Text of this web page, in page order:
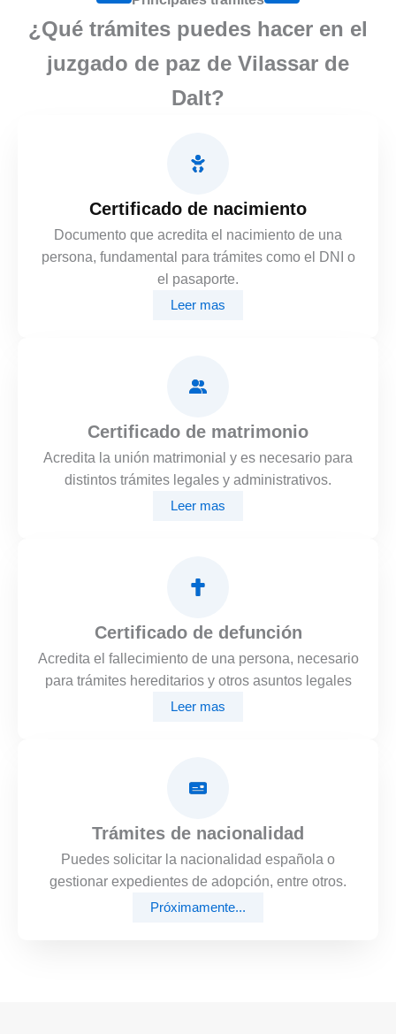
¿Qué trámites puedes hacer en el
juzgado de paz de Vilassar de
Dalt?
Certificado de nacimiento
Documento que acredita el nacimiento de una
persona, fundamental para trámites como el DNI o
el pasaporte.
Leer mas
Certificado de matrimonio
Acredita la unión matrimonial y es necesario para
distintos trámites legales y administrativos.
Leer mas
Certificado de defunción
Acredita el fallecimiento de una persona, necesario
para trámites hereditarios y otros asuntos legales
Leer mas
Trámites de nacionalidad
Puedes solicitar la nacionalidad española o
gestionar expedientes de adopción, entre otros.
Próximamente...